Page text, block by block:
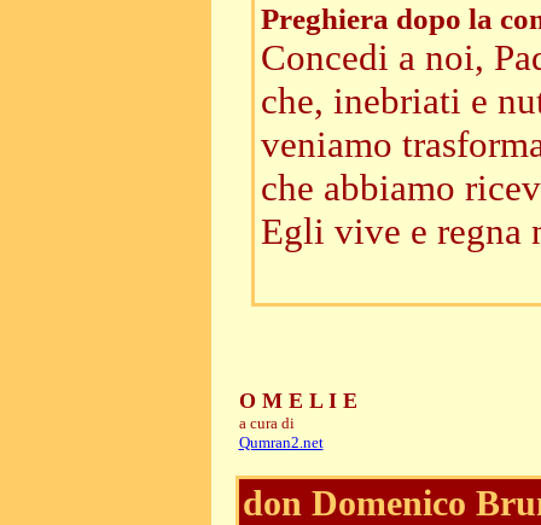
Preghiera dopo la
Concedi a noi,
che, inebriati e
veniamo
che abbiamo
Egli vive e regna
O M E L I E
a cura di
Qumran2.net
don Domenico